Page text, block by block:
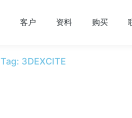
客户 资料 购买
Tag: 3DEXCITE